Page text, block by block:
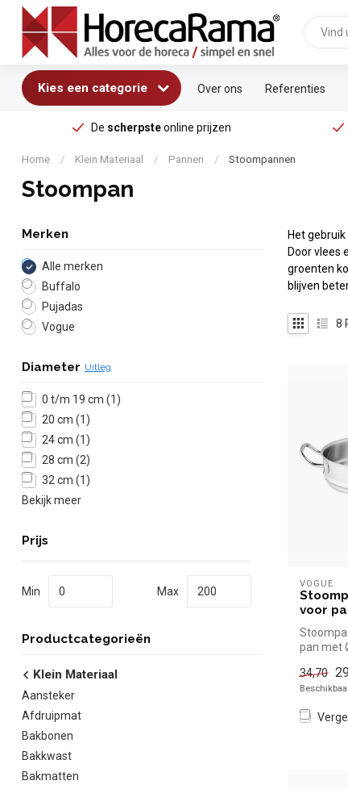
Kies een categorie Over ons Referenties
De scherpsteonline prijzen
Home / Klein Materiaal / Pannen / Stoompannen
Stoompan
Merken
Alle merken
Buffalo
Pujadas
Vogue
Diameter Uitleg
0 t/m 19 cm (1)
20 cm (1)
24 cm (1)
28 cm (2)
32 cm (1)
Bekijk meer
Prijs
Min Max
Productcategorieën
Klein Materiaal
Aansteker
Afdruipmat
Bakbonen
Bakkwast
Bakmatten
Het
Door vlees
groenten
blijven
8
VOGUE
voor
pan met
d...
34,70